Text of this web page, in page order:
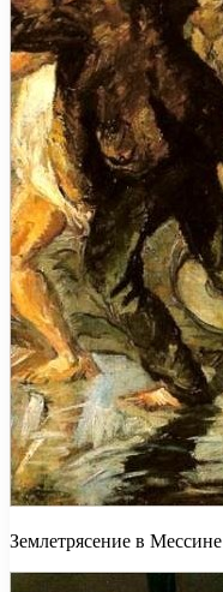
Землетрясение в Мессине